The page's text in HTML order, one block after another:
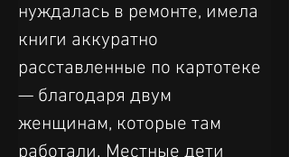
нуждалась в ремонте, имела
книги аккуратно
расставленные по картотеке
— благодаря двум
женщинам, которые там
работали. Местные дети